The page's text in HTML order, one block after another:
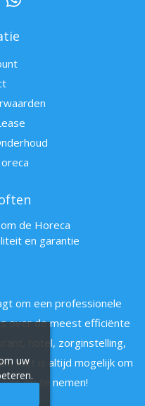
de Horeca
en garantie
om een professionele
over de meest efficiënte
hotel, zorginstelling,
Het is altijd mogelijk om
op te nemen!
uw